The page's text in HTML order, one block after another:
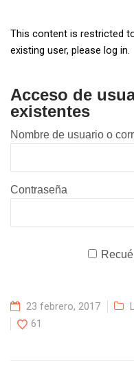
This content is restricted
existing user, please log in.
Acceso de
existentes
Nombre de usuario o
Contraseña
23 febrero, 2017
61